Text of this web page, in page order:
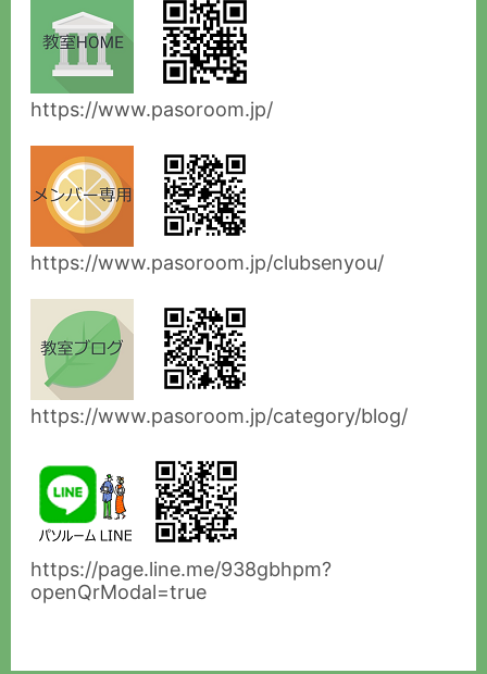
https://www.pasoroom.jp/
https://www.pasoroom.jp/clubsenyou/
https://www.pasoroom.jp/category/blog/
https://page.line.me/938gbhpm?
openQrModal=true